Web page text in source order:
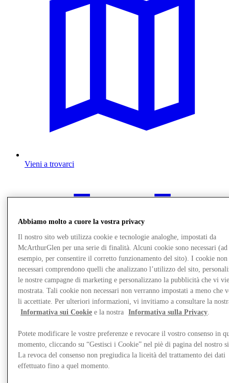
Vieni a trovarci
Abbiamo molto a cuore la vostra privacy
Il nostro sito web utilizza cookie e tecnologie analoghe, impostati da
McArthurGlen per una serie di finalità. Alcuni cookie sono necessari (ad
esempio, per consentire il corretto funzionamento del sito). I cookie non
necessari comprendono quelli che analizzano l’utilizzo del sito,
le nostre campagne di marketing e personalizzano la pubblicità che vi
mostrata. Tali cookie non necessari non verranno impostati a meno che
li accettiate. Per ulteriori informazioni, vi invitiamo a consultare la
Informativa sui Cookie e la nostra Informativa sulla Privacy.
Potete modificare le vostre preferenze e revocare il vostro consenso in
momento, cliccando su “Gestisci i Cookie” nel piè di pagina del nostro
La revoca del consenso non pregiudica la liceità del trattamento dei dati
effettuato fino a quel momento.